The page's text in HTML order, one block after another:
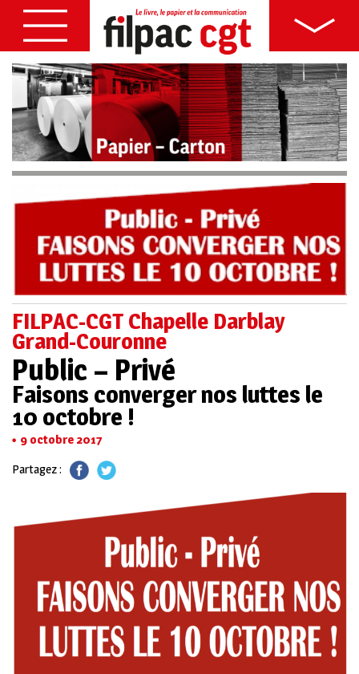
FILPAC-CGT Chapelle Darblay
Grand-Couronne
Public – Privé
Faisons converger nos luttes le
10 octobre !
9 octobre 2017
Partagez :